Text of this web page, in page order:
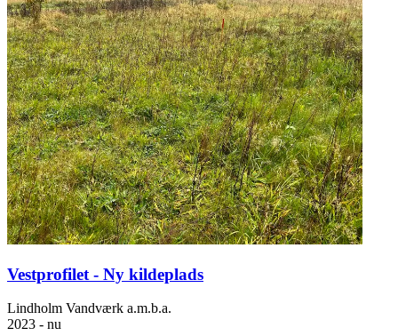
Vestprofilet - Ny kildeplads
Lindholm Vandværk a.m.b.a.
2023 - nu